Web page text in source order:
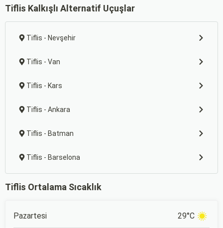
Tiflis Kalkışlı Alternatif Uçuşlar
Tiflis - Nevşehir
Tiflis - Van
Tiflis - Kars
Tiflis - Ankara
Tiflis - Batman
Tiflis - Barselona
Tiflis Ortalama Sıcaklık
Pazartesi 29°C